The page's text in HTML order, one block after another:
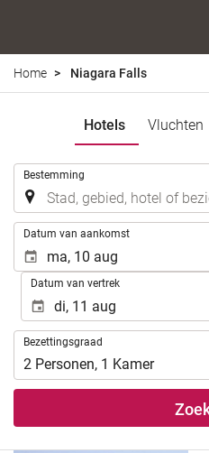
Home Niagara Falls
Hotels Vluchten
Bestemming
Datum van aankomst
Datum van vertrek
Bezettingsgraad
Bezettingsgraad
2 Personen, 1 Kamer